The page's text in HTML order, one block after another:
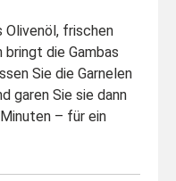
Olivenöl, frischen
die Gambas
Sie die Garnelen
garen Sie sie dann
– für ein